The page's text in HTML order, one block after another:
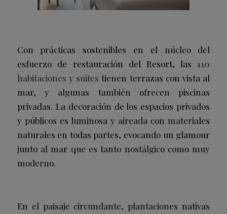
Con prácticas sostenibles en el núcleo del
esfuerzo de restauración del Resort, las 110
habitaciones y suites tienen terrazas con vista al
mar, y algunas también ofrecen piscinas
privadas. La decoración de los espacios privados
y públicos es luminosa y aireada con materiales
naturales en todas partes, evocando un glamour
junto al mar que es tanto nostálgico como muy
moderno.
En el paisaje circundante, plantaciones nativas